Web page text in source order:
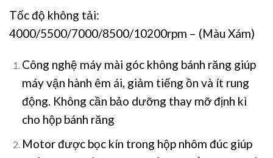
Tốc độ không tải:
4000/5500/7000/8500/10200rpm – (Màu Xám)
Công nghệ máy mài góc không bánh răng giúp
máy vận hành êm ái, giảm tiếng ồn và ít rung
động. Không cần bảo dưỡng thay mỡ định kì
cho hộp bánh răng
Motor được bọc kín trong hộp nhôm đúc giúp